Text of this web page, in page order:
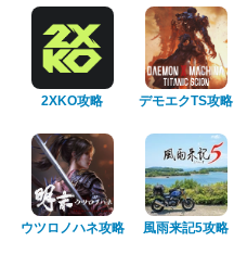
2XKO攻略 デモエクTS攻略
ウツロノハネ攻略 風雨来記5攻略